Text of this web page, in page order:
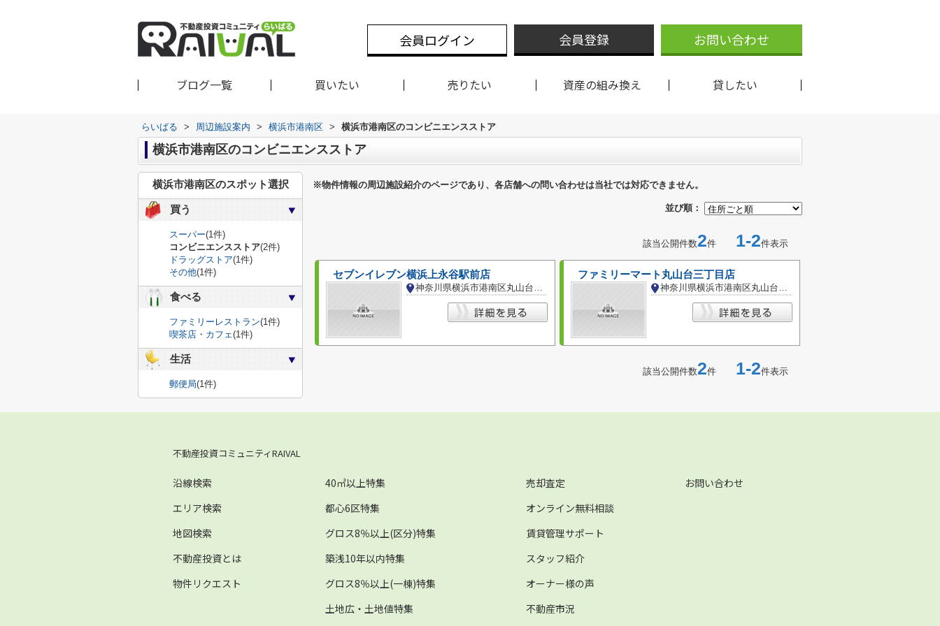
会員ログイン 会員登録 お問い合わせ
ブログ一覧 買いたい 売りたい 資産の組み換え 貸したい
らいばる > 周辺施設案内 > 横浜市港南区 > 横浜市港南区のコンビニエンスストア
横浜市港南区のコンビニエンスストア
※物件情報の周辺施設紹介のページであり、各店舗への問い合わせは当社では対応できません。
並び順：
該当公開件数2件 1-2件表示
セブンイレブン横浜上永谷駅前店
神奈川県横浜市港南区丸山台２丁目
ファミリーマート丸山台三丁目店
神奈川県横浜市港南区丸山台３丁目
該当公開件数2件 1-2件表示
横浜市港南区のスポット選択
買う
スーパー(1件)
コンビニエンスストア(2件)
ドラッグストア(1件)
その他(1件)
食べる
ファミリーレストラン(1件)
喫茶店・カフェ(1件)
生活
郵便局(1件)
不動産投資コミュニティRAIVAL
沿線検索
エリア検索
地図検索
不動産投資とは
物件リクエスト
40㎡以上特集
都心6区特集
グロス8％以上(区分)特集
築浅10年以内特集
グロス8％以上(一棟)特集
土地広・土地値特集
売却査定
オンライン無料相談
賃貸管理サポート
スタッフ紹介
オーナー様の声
不動産市況
お問い合わせ